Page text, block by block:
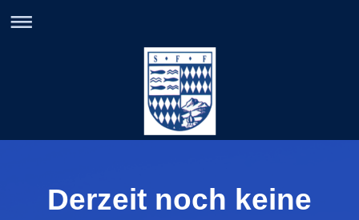
Derzeit noch keine